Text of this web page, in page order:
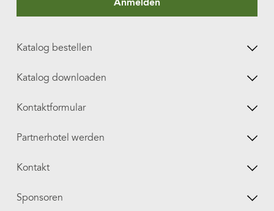
Anmelden
Katalog bestellen
Katalog downloaden
Kontaktformular
Partnerhotel werden
Kontakt
Sponsoren